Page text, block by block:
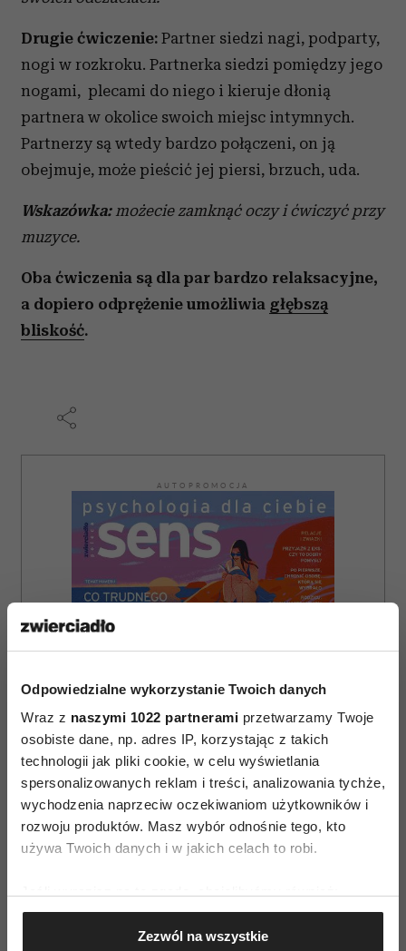
Odpowiedzialne wykorzystanie Twoich danych
Wraz z naszymi 1022 partnerami przetwarzamy Twoje
osobiste dane, np. adres IP, korzystając z takich
technologii jak pliki cookie, w celu wyświetlania
spersonalizowanych reklam i treści, analizowania tychże,
wychodzenia naprzeciw oczekiwaniom użytkowników i
rozwoju produktów. Masz wybór odnośnie tego, kto
używa Twoich danych i w jakich celach to robi.
Gromadzić dane dotyczące Twojej lokalizacji
geograficznej z dokładnością nawet do kilku metrów
Zezwól na wszystkie
Drugie ćwiczenie: Partner siedzi nagi, podparty,
nogi w rozkroku. Partnerka siedzi pomiędzy jego
nogami, plecami do niego i kieruje dłonią
partnera w okolice swoich miejsc intymnych.
Partnerzy są wtedy bardzo połączeni, on ją
obejmuje, może pieścić jej piersi, brzuch, uda.
Wskazówka: możecie zamknąć oczy i ćwiczyć przy
muzyce.
Oba ćwiczenia są dla par bardzo relaksacyjne,
a dopiero odprężenie umożliwia głębszą
bliskość.
AUTOPROMOCJA
ZAMÓW